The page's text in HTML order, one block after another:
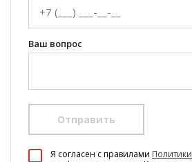
Ваш вопрос
Отправить
Я согласен c правилами Политики